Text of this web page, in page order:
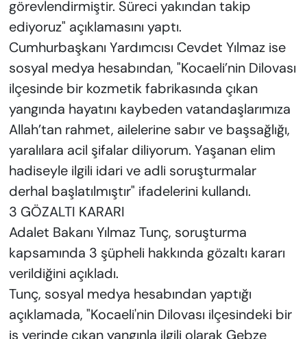
görevlendirmiştir. Süreci yakından takip
ediyoruz" açıklamasını yaptı.
Cumhurbaşkanı Yardımcısı Cevdet Yılmaz ise
sosyal medya hesabından, "Kocaeli’nin Dilovası
ilçesinde bir kozmetik fabrikasında çıkan
yangında hayatını kaybeden vatandaşlarımıza
Allah’tan rahmet, ailelerine sabır ve başsağlığı,
yaralılara acil şifalar diliyorum. Yaşanan elim
hadiseyle ilgili idari ve adli soruşturmalar
derhal başlatılmıştır" ifadelerini kullandı.
3 GÖZALTI KARARI
Adalet Bakanı Yılmaz Tunç, soruşturma
kapsamında 3 şüpheli hakkında gözaltı kararı
verildiğini açıkladı.
Tunç, sosyal medya hesabından yaptığı
açıklamada, "Kocaeli'nin Dilovası ilçesindeki bir
iş yerinde çıkan yangınla ilgili olarak Gebze